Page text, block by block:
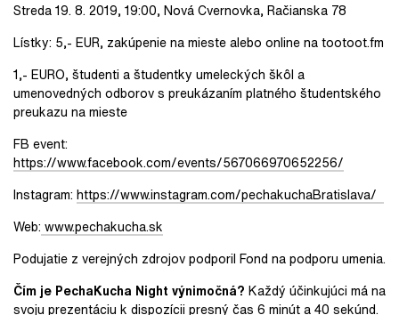
Streda 19. 8. 2019, 19:00, Nová Cvernovka, Račianska 78
Lístky: 5,- EUR, zakúpenie na mieste alebo online na tootoot.fm
1,- EURO, študenti a študentky umeleckých škôl a
umenovedných odborov s preukázaním platného študentského
preukazu na mieste
FB event:
https://www.facebook.com/events/567066970652256/
Instagram: https://www.instagram.com/pechakuchaBratislava/
Web: www.pechakucha.sk
Podujatie z verejných zdrojov podporil Fond na podporu umenia.
Čím je PechaKucha Night výnimočná? Každý účinkujúci má na
svoju prezentáciu k dispozícii presný čas 6 minút a 40 sekúnd.